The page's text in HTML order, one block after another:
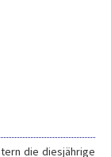
die diesjährige